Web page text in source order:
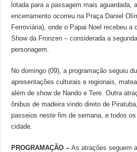
lotada para a passagem mais aguardada,
encerramento ocorreu na Praça Daniel
Ferroviária), onde o Papai Noel recebeu a
Show da Fronzen – considerada a
personagem.
No domingo (09), a programação seguiu
apresentações culturais e regionais,
além de show de Nando e Tere. Outra
ônibus de madeira vindo direto de
passeios neste fim de semana, e todos
cidade.
PROGRAMAÇÃO –As atrações seguem